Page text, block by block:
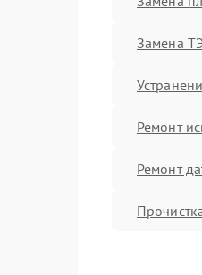
Замена
Ремонт
Ремонт